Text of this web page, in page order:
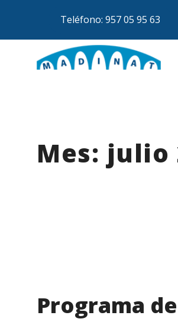
Teléfono: 957 05 95 63
Mes: julio
Programa